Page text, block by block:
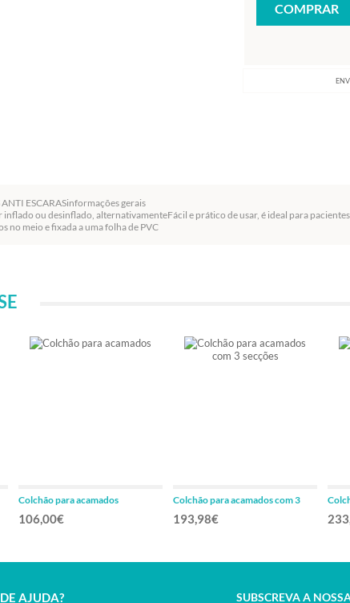
ESCARASinformações gerais
inflado ou desinflado, alternativamenteFácil e prático de usar, é ideal para
no meio e fixada a uma folha de PVC
Colchão para acamados
106,00€
Colchão para acamados com 3
193,98€
AJUDA? SUBSCREVA A